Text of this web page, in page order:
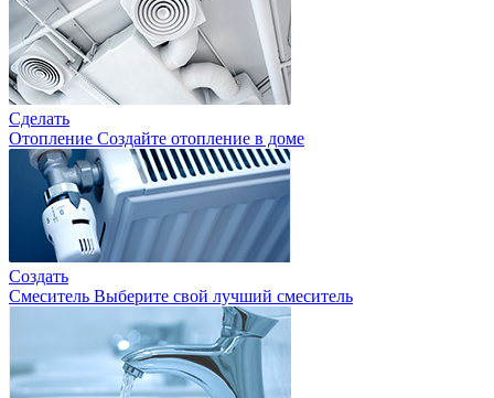
Сделать
Отопление Создайте отопление в доме
Создать
Смеситель Выберите свой лучший смеситель